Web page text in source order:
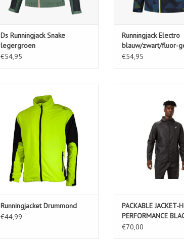
Ds Runningjack Snake
legergroen
€54,95
Runningjack Electro
blauw/zwart/fluor-
€54,95
TOEVOEGEN AAN WINKELWAGEN
Runningjacket Drummond
€44,99
PERFORMANCE
TOEVOEGEN AAN
PACKABLE JACKET-
PERFORMANCE
€70,00